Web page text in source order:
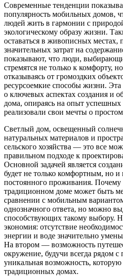
Современные тенденции
популярность мобильных домов,
людей жить в гармонии с
экологическому образу жизни.
оставаться в живописных местах,
значительных затрат на
показывают, что люди,
стремятся не только к комфорту,
отказываясь от громоздких
ресурсоемкие способы жизни. Эта
о ключевых аспектах создания и
дома, опираясь на опыт успешных
реализовали свои мечты о
Светлый дом, освещенный
натуральных материалов и
сельского хозяйства — это все
правильном подходе к
Основной задачей является
будет не только комфортным, но
постоянного проживания. Почему
традиционном доме может быть
сравнении с мобильным
однозначного ответа, но можно
способствующих такому выбору.
экономия: отсутствие
энергии и воде значительно
На втором — возможность
окружение, будучи всегда рядом
уникальная возможность, которую
традиционных домах.